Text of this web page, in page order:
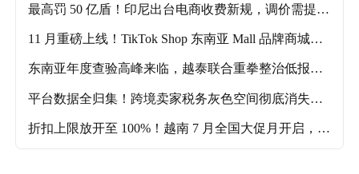
最高罚 50 亿盾！印尼出台电商收费新规，调价需提前
11 月重磅上线！TikTok Shop 东南亚 Mall 品牌商城来
东南亚年度查验高峰来临，越泰联合重拳整治低报货
平台数据全归集！跨境卖家税务灰色空间彻底消失，7
折扣上限放开至 100%！越南 7 月全国大促月开启，跨